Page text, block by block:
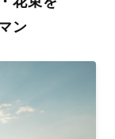
術やホスピタリテ
府県に在籍してい
す
合いを丁寧に調
ン